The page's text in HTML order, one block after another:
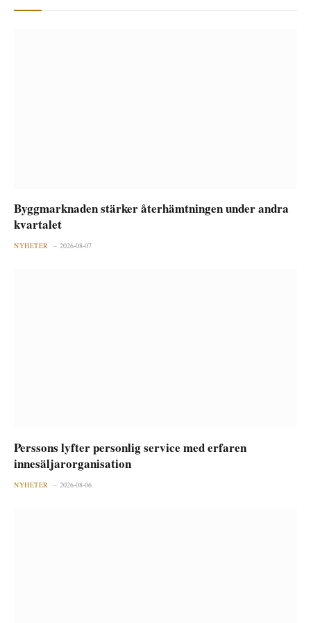
Byggmarknaden stärker återhämtningen under andra
kvartalet
NYHETER 2026-08-07
Perssons lyfter personlig service med erfaren
innesäljarorganisation
NYHETER 2026-08-06